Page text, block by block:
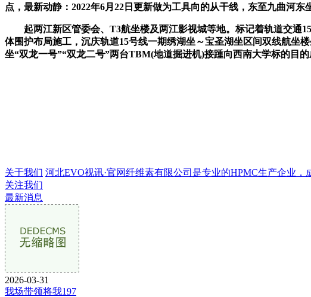
点，最新动静：2022年6月22日更新做为工具向的从干线，东至九曲河东
起两江新区管委会、T3航坐楼及两江影视城等地。标记着轨道交通
体围护布局施工，沉庆轨道15号线一期绣湖坐～宝圣湖坐区间双线航坐
坐“双龙一号”“双龙二号”两台TBM(地道掘进机)接踵向西南大学标的目的
关于我们 河北EVO视讯·官网纤维素有限公司是专业的HPMC生产企业，
关注我们
最新消息
2026-03-31
我场带领将我197